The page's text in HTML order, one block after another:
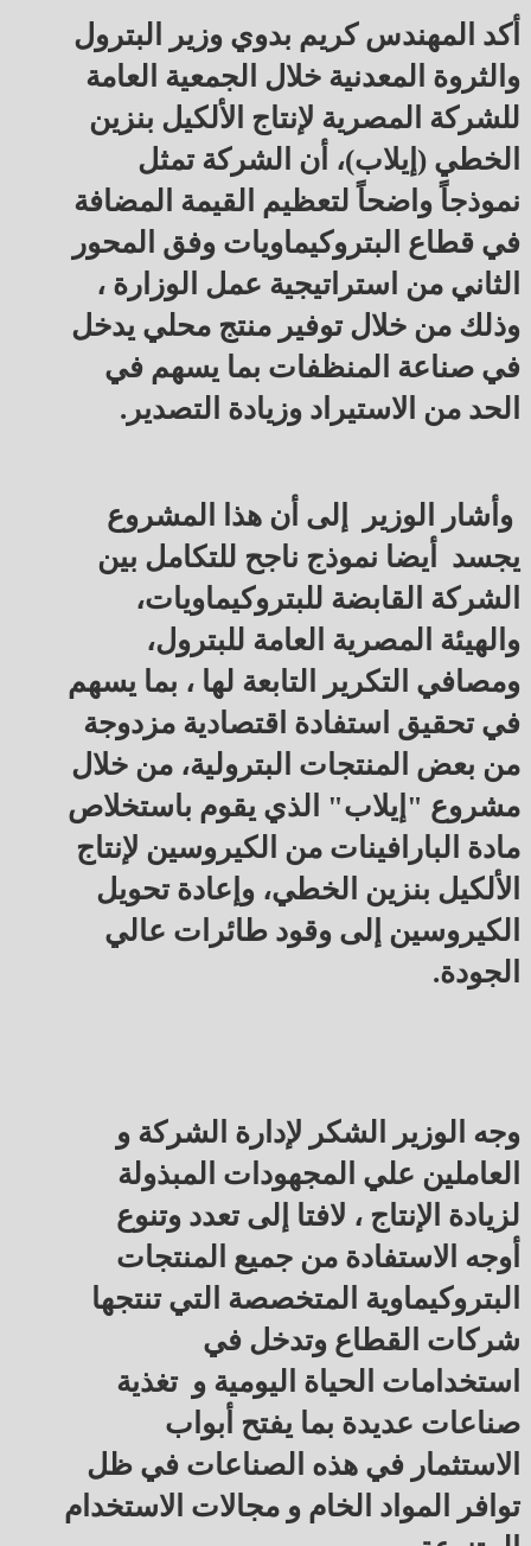
أكد المهندس كريم بدوي وزير البترول
والثروة المعدنية خلال الجمعية العامة
للشركة المصرية لإنتاج الألكيل بنزين
الخطي (إيلاب)، أن الشركة تمثل
نموذجاً واضحاً لتعظيم القيمة المضافة
في قطاع البتروكيماويات وفق المحور
الثاني من استراتيجية عمل الوزارة ،
وذلك من خلال توفير منتج محلي يدخل
في صناعة المنظفات بما يسهم في
الحد من الاستيراد وزيادة التصدير.
وأشار الوزير إلى أن هذا المشروع
يجسد أيضا نموذج ناجح للتكامل بين
الشركة القابضة للبتروكيماويات،
والهيئة المصرية العامة للبترول،
ومصافي التكرير التابعة لها ، بما يسهم
في تحقيق استفادة اقتصادية مزدوجة
من بعض المنتجات البترولية، من خلال
مشروع "إيلاب" الذي يقوم باستخلاص
مادة البارافينات من الكيروسين لإنتاج
الألكيل بنزين الخطي، وإعادة تحويل
الكيروسين إلى وقود طائرات عالي
الجودة.
وجه الوزير الشكر لإدارة الشركة و
العاملين علي المجهودات المبذولة
لزيادة الإنتاج ، لافتا إلى تعدد وتنوع
أوجه الاستفادة من جميع المنتجات
البتروكيماوية المتخصصة التي تنتجها
شركات القطاع وتدخل في
استخدامات الحياة اليومية و تغذية
صناعات عديدة بما يفتح أبواب
الاستثمار في هذه الصناعات في ظل
توافر المواد الخام و مجالات الاستخدام